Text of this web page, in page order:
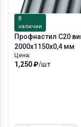
В
наличии
Профнастил С20
2000х1150х0,4 мм
Цена:
1,250 ₽/шт